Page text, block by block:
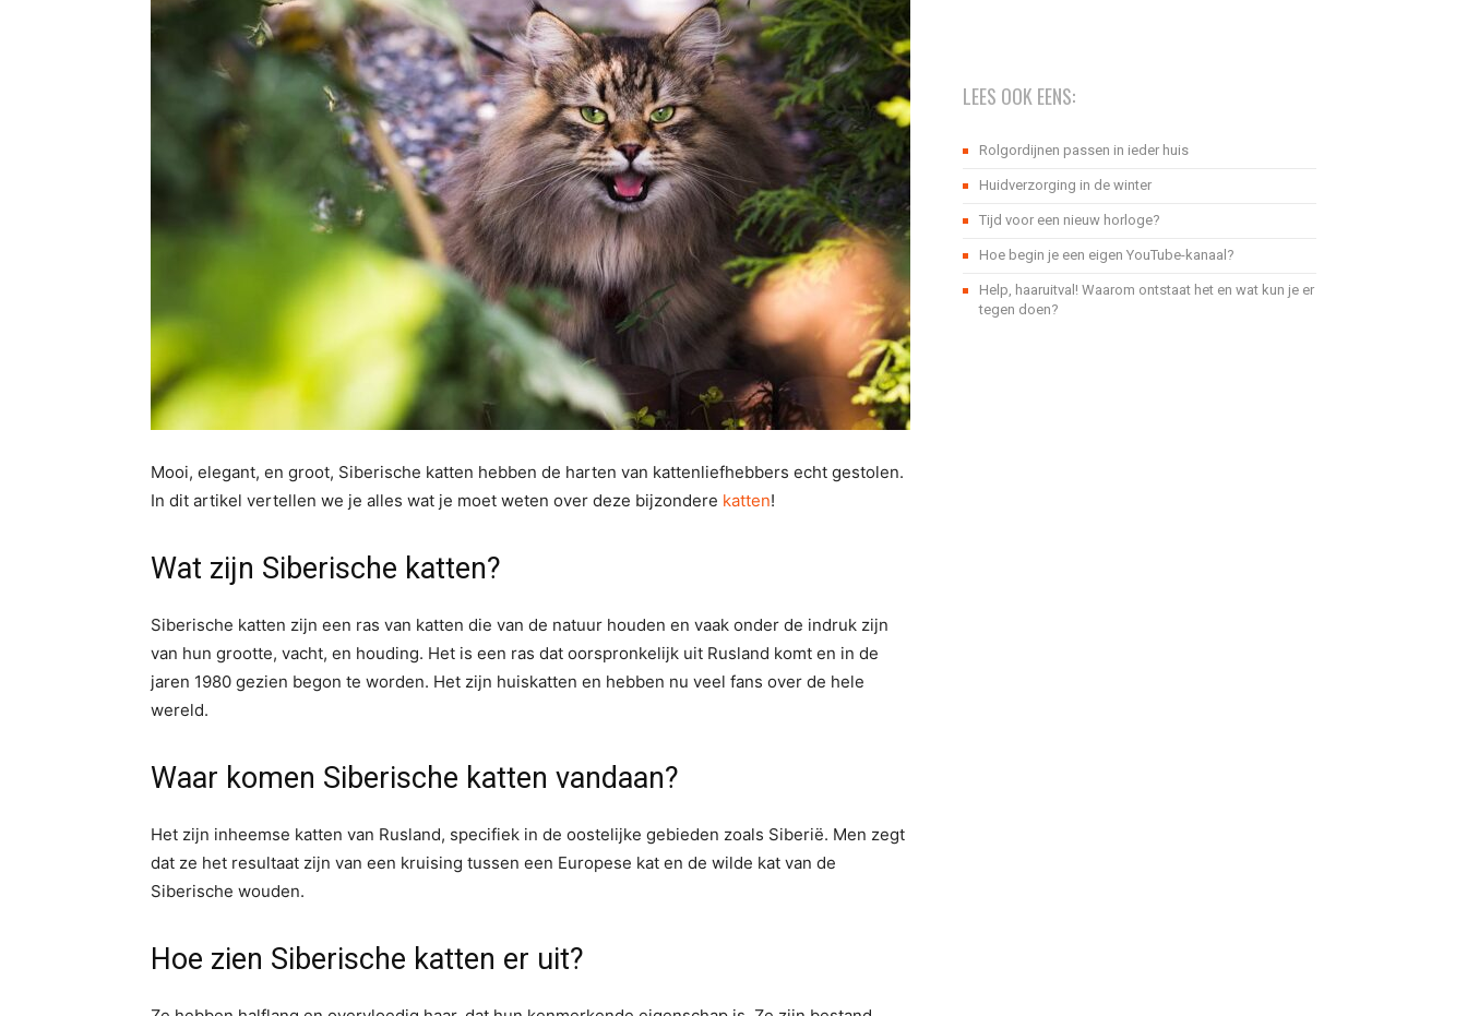
Mooi, elegant, en groot, Siberische katten hebben de harten van kattenliefhebbers echt gestolen.
In dit artikel vertellen we je alles wat je moet weten over deze bijzondere katten!
Wat zijn Siberische katten?
Siberische katten zijn een ras van katten die van de natuur houden en vaak onder de indruk zijn
van hun grootte, vacht, en houding. Het is een ras dat oorspronkelijk uit Rusland komt en in de
jaren 1980 gezien begon te worden. Het zijn huiskatten en hebben nu veel fans over de hele
wereld.
Waar komen Siberische katten vandaan?
Het zijn inheemse katten van Rusland, specifiek in de oostelijke gebieden zoals Siberië. Men zegt
dat ze het resultaat zijn van een kruising tussen een Europese kat en de wilde kat van de
Siberische wouden.
Hoe zien Siberische katten er uit?
LEES OOK EENS:
Rolgordijnen passen in ieder huis
Huidverzorging in de winter
Tijd voor een nieuw horloge?
Hoe begin je een eigen YouTube-kanaal?
Help, haaruitval! Waarom ontstaat het en wat kun je er
tegen doen?